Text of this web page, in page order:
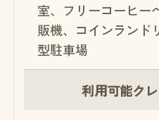
室、フリーコーヒー
販機、コインランド
型駐車場
利用可能ク